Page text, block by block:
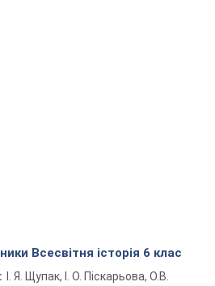
Всесвітня історія 6 клас
І. Я. Щупак, І. О. Піскарьова, О.В.